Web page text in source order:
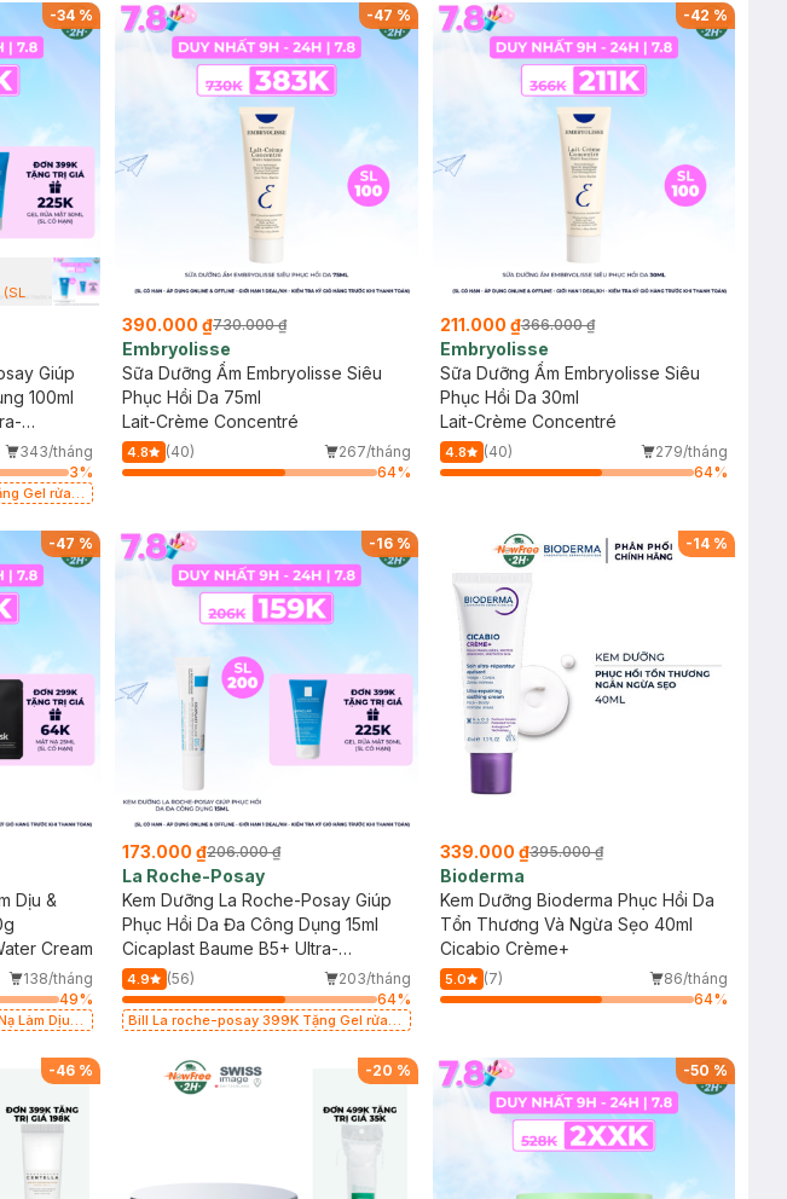
-34 %
Giúp
100ml
343/tháng
3%
Gel rửa
-47 %
390.000 ₫730.000 ₫
Embryolisse
Sữa Dưỡng Ẩm Embryolisse Siêu
Phục Hồi Da 75ml
Lait-Crème Concentré
4.8 (40)
267/tháng
64%
-42 %
211.000 ₫366.000 ₫
Embryolisse
Sữa Dưỡng Ẩm Embryolisse Siêu
Phục Hồi Da 30ml
Lait-Crème Concentré
4.8 (40)
279/tháng
64%
-47 %
Dịu &
Cream
138/tháng
49%
Làm Dịu
-16%
173.000 ₫206.000 ₫
La Roche-Posay
Kem Dưỡng La Roche-Posay Giúp
Phục Hồi Da Đa Công Dụng 15ml
Cicaplast Baume B5+ Ultra-
Repairing Soothing Balm
4.9 (56)
203/tháng
64%
Bill La roche-posay 399K Tặng Gel rửa
-14 %
339.000 ₫395.000 ₫
Bioderma
Kem Dưỡng Bioderma Phục Hồi Da
Tổn Thương Và Ngừa Sẹo 40ml
Cicabio Crème+
5.0 (7)
86/tháng
64%
-46 % -20 % -50 %